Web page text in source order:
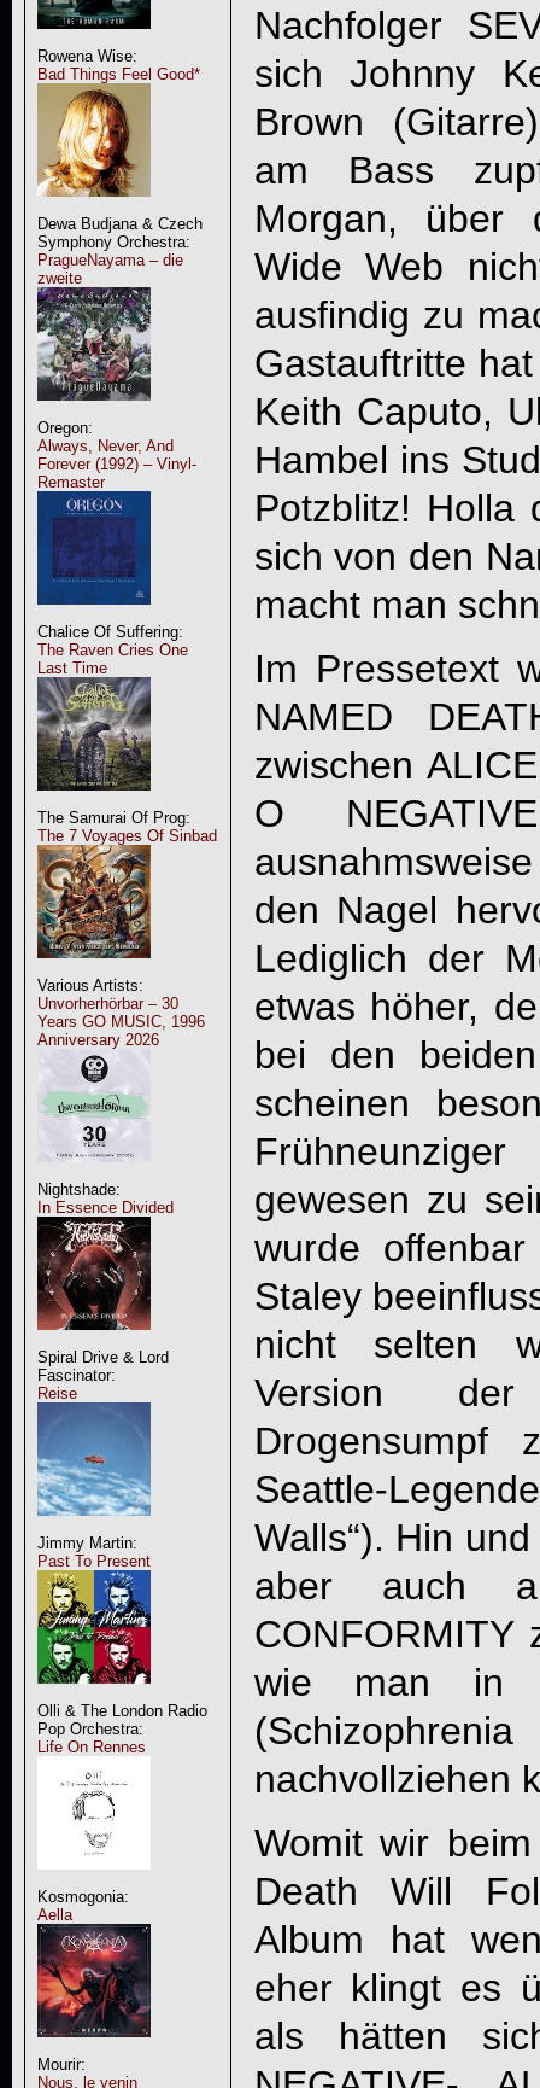
Rowena Wise:
Bad Things Feel Good*
Dewa Budjana & Czech
Symphony Orchestra:
PragueNayama – die
zweite
Oregon:
Always, Never, And
Forever (1992) – Vinyl-
Remaster
Chalice Of Suffering:
The Raven Cries One
Last Time
The Samurai Of Prog:
The 7 Voyages Of Sinbad
Various Artists:
Unvorherhörbar – 30
Years GO MUSIC, 1996
Anniversary 2026
Nightshade:
In Essence Divided
Spiral Drive & Lord
Fascinator:
Reise
Jimmy Martin:
Past To Present
Olli & The London Radio
Pop Orchestra:
Life On Rennes
Kosmogonia:
Aella
Mourir:
Nous, le venin
Nachfolger
sich Johnny
Brown
am Bass
Morgan, über
Wide Web
ausfindig zu
Gastauftritte
Keith Caputo,
Hambel ins
Potzblitz! Holla
sich von den
macht man
Im Pressetext
NAMED
zwischen
O
den Nagel
Lediglich der
etwas höher,
bei den
scheinen
Frühneunziger
gewesen zu
wurde
Staley
nicht selten
Version
Drogensumpf
Seattle-
Walls“). Hin
aber auch
CONFORMITY
wie man in
nachvollziehen
Womit wir
Death Will
Album hat
eher klingt es
als hätten